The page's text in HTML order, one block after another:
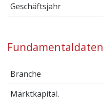
Geschäftsjahr
Fundamentaldaten
Branche
Marktkapital.